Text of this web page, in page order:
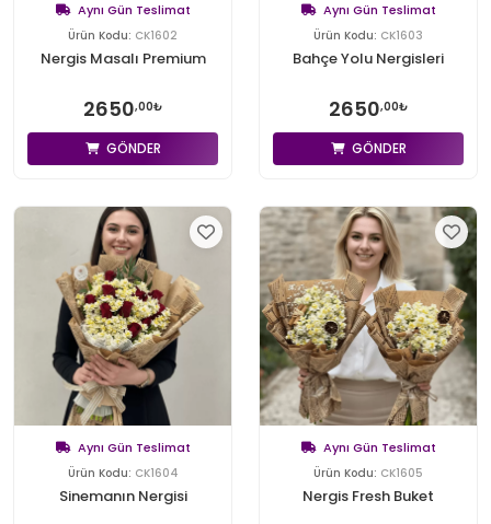
Aynı Gün Teslimat
Ürün Kodu: CK1602
Nergis Masalı Premium
2650,00₺
GÖNDER
Aynı Gün Teslimat
Ürün Kodu: CK1603
Bahçe Yolu Nergisleri
2650,00₺
GÖNDER
Aynı Gün Teslimat
Ürün Kodu: CK1604
Sinemanın Nergisi
Aynı Gün Teslimat
Ürün Kodu: CK1605
Nergis Fresh Buket